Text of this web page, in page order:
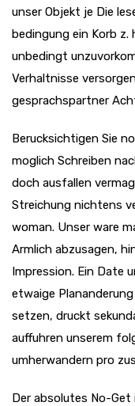
unser Objekt je Die
bedingung ein Korb
unbedingt
Verhaltnisse
gesprachspartner
Berucksichtigen Sie
moglich Schreiben
doch ausfallen
Streichung nichtens
woman. Unser ware
Armlich abzusagen,
Impression. Ein Date
etwaige
setzen, druckt
auffuhren unserem
umherwandern pro
Der absolutes No-